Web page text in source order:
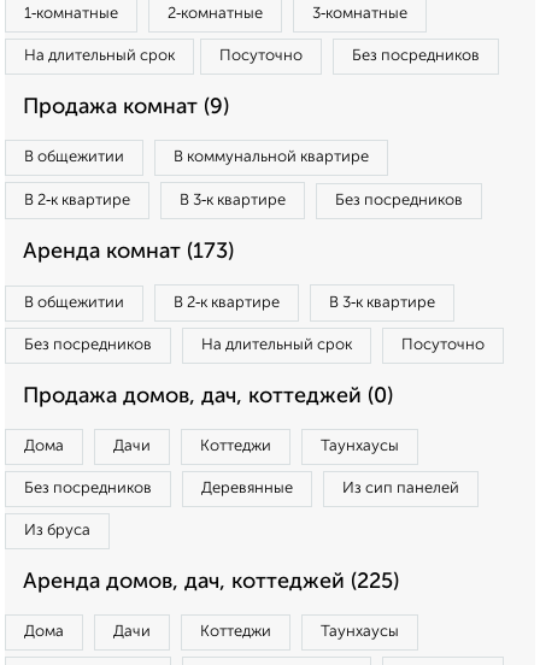
1‑комнатные 2‑комнатные 3‑комнатные
На длительный срок Посуточно Без посредников
Продажа комнат (9)
В общежитии В коммунальной квартире
В 2‑к квартире В 3‑к квартире Без посредников
Аренда комнат (173)
В общежитии В 2‑к квартире В 3‑к квартире
Без посредников На длительный срок Посуточно
Продажа домов, дач, коттеджей (0)
Дома Дачи Коттеджи Таунхаусы
Без посредников Деревянные Из сип панелей
Из бруса
Аренда домов, дач, коттеджей (225)
Дома Дачи Коттеджи Таунхаусы